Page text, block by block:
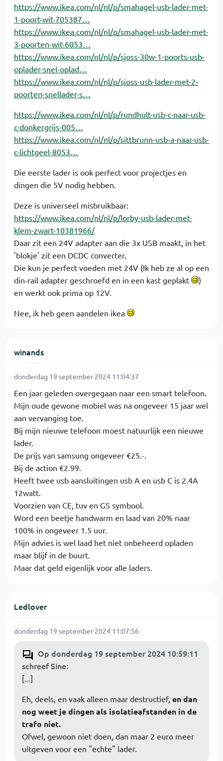
https://www.ikea.com/nl/nl/p/smahagel-usb-lader-met-
1-poort-wit-705387…
https://www.ikea.com/nl/nl/p/smahagel-usb-lader-met-
3-poorten-wit-6053…
https://www.ikea.com/nl/nl/p/sjoss-30w-1-poorts-usb-
oplader-snel-oplad…
https://www.ikea.com/nl/nl/p/sjoss-usb-lader-met-2-
poorten-snellader-s…
https://www.ikea.com/nl/nl/p/rundhult-usb-c-naar-usb-
c-donkergrijs-005…
https://www.ikea.com/nl/nl/p/sittbrunn-usb-a-naar-usb-
c-lichtgeel-8053…
Die eerste lader is ook perfect voor projectjes en
dingen die 5V nodig hebben.
Deze is universeel misbruikbaar:
https://www.ikea.com/nl/nl/p/lorby-usb-lader-met-
klem-zwart-10381966/
Daar zit een 24V adapter aan die 3x USB maakt, in het
'blokje' zit een DCDC converter.
Die kun je perfect voeden met 24V (Ik heb ze al op een
din-rail adapter geschroefd en in een kast geplakt
)
en werkt ook prima op 12V.
Nee, ik heb geen aandelen ikea
winands
donderdag 19 september 2024 11:04:37
Een jaar geleden overgegaan naar een smart telefoon.
Mijn oude gewone mobiel was na ongeveer 15 jaar wel
aan vervanging toe.
Bij mijn nieuwe telefoon moest natuurlijk een nieuwe
lader.
De prijs van samsung ongeveer €25.-.
Bij de action €2.99.
Heeft twee usb aansluitingen usb A en usb C is 2.4A
12watt.
Voorzien van CE, tuv en GS symbool.
Word een beetje handwarm en laad van 20% naar
100% in ongeveer 1.5 uur.
Mijn advies is wel laad het niet onbeheerd opladen
maar blijf in de buurt.
Maar dat geld eigenlijk voor alle laders.
Ledlover
donderdag 19 september 2024 11:07:56
Op donderdag 19 september 2024 10:59:11
schreef Sine:
[...]
Eh, deels, en vaak alleen maar destructief, en dan
nog weet je dingen als isolatieafstanden in de
trafo niet.
Ofwel, gewoon niet doen, dan maar 2 euro meer
uitgeven voor een "echte" lader.